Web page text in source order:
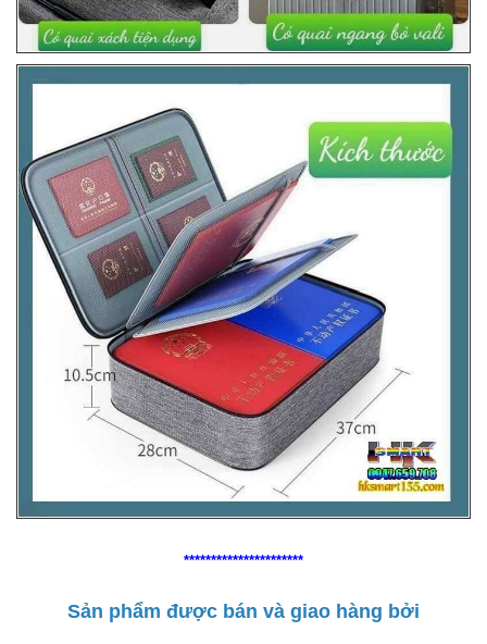
**********************
Sản phẩm được bán và giao hàng bởi